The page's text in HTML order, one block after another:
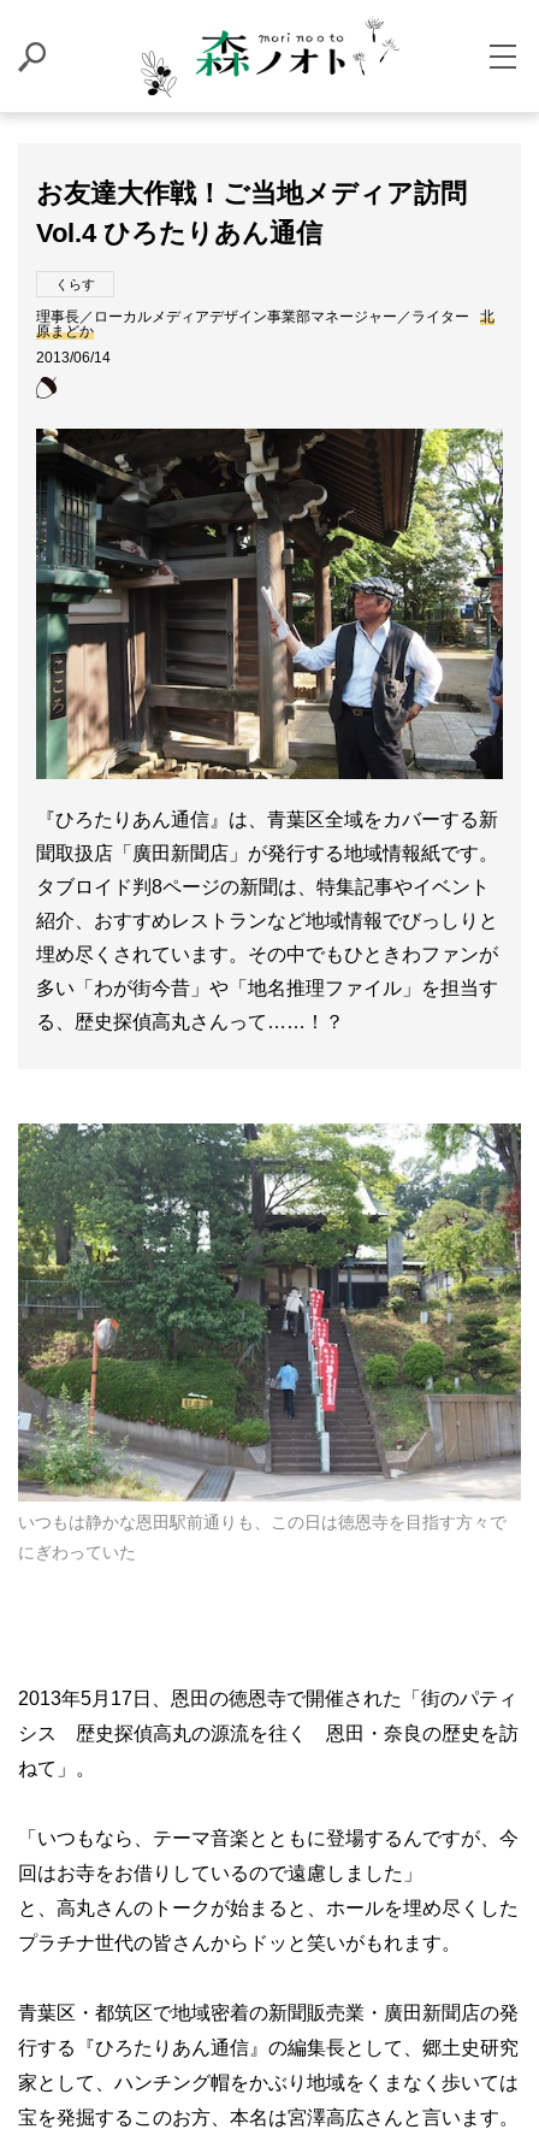
お友達大作戦！ご当地メディア訪問
Vol.4 ひろたりあん通信
くらす
理事長／ローカルメディアデザイン事業部マネージャー／ライター
北
原まどか
2013/06/14
『ひろたりあん通信』は、青葉区全域をカバーする新
聞取扱店「廣田新聞店」が発行する地域情報紙です。
タブロイド判8ページの新聞は、特集記事やイベント
紹介、おすすめレストランなど地域情報でびっしりと
埋め尽くされています。その中でもひときわファンが
多い「わが街今昔」や「地名推理ファイル」を担当す
る、歴史探偵高丸さんって……！？
いつもは静かな恩田駅前通りも、この日は徳恩寺を目指す方々で
にぎわっていた
2013年5月17日、恩田の徳恩寺で開催された「街のパティ
シス 歴史探偵高丸の源流を往く 恩田・奈良の歴史を訪
ねて」。
「いつもなら、テーマ音楽とともに登場するんですが、今
回はお寺をお借りしているので遠慮しました」
と、高丸さんのトークが始まると、ホールを埋め尽くした
プラチナ世代の皆さんからドッと笑いがもれます。
青葉区・都筑区で地域密着の新聞販売業・廣田新聞店の発
行する『ひろたりあん通信』の編集長として、郷土史研究
家として、ハンチング帽をかぶり地域をくまなく歩いては
宝を発掘するこのお方、本名は宮澤高広さんと言います。